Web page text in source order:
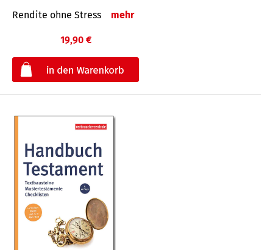
Rendite ohne Stress mehr
19,90 €